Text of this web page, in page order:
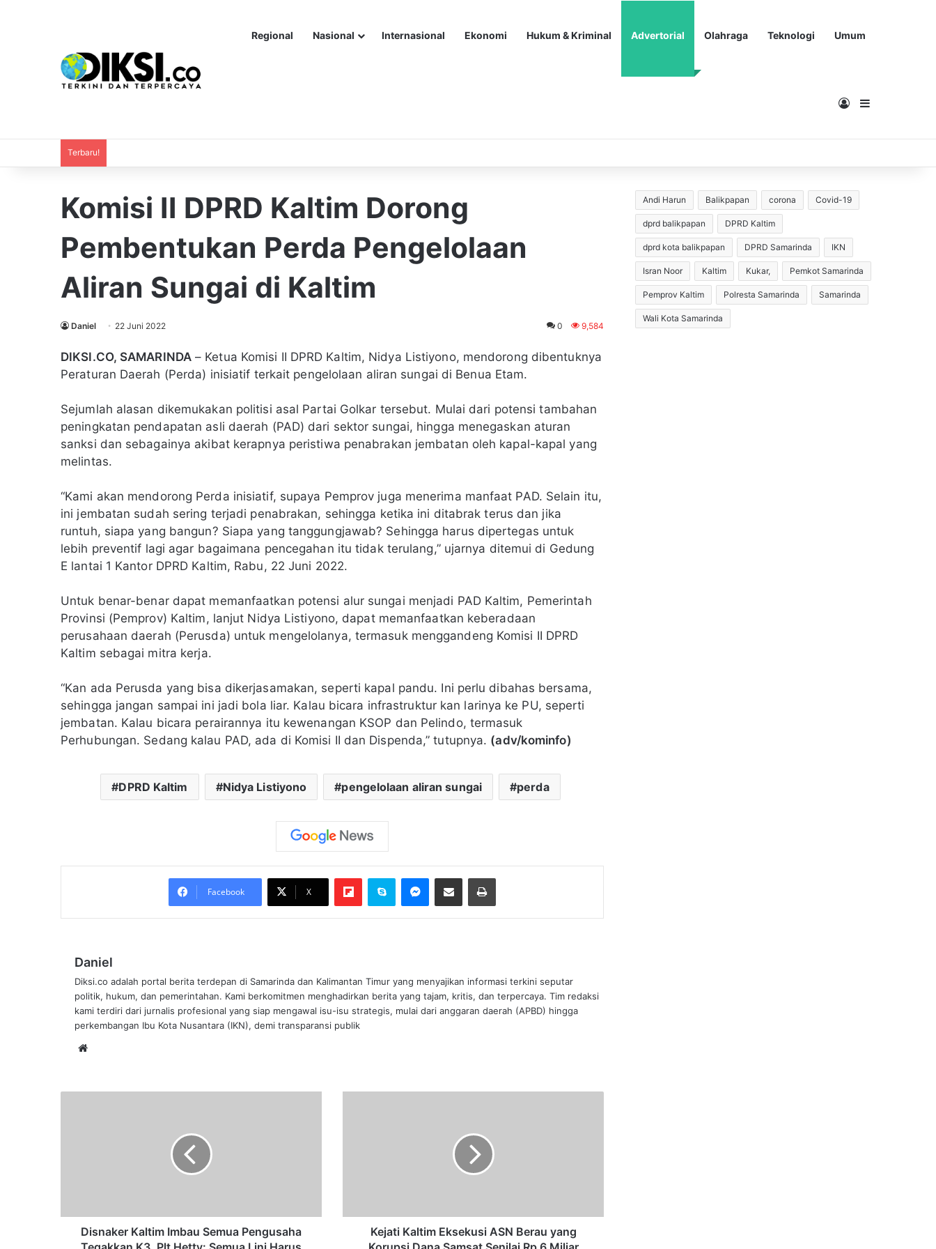
Regional Nasional Internasional Ekonomi Hukum & Kriminal Advertorial Olahraga Teknologi Umum
MasukSidebar
Terbaru!
Komisi II DPRD Kaltim Dorong
Pembentukan Perda Pengelolaan
Aliran Sungai di Kaltim
Daniel 22 Juni 2022 0 9,584
DIKSI.CO, SAMARINDA– Ketua Komisi II DPRD Kaltim, Nidya Listiyono, mendorong dibentuknya
Peraturan Daerah (Perda) inisiatif terkait pengelolaan aliran sungai di Benua Etam.
Sejumlah alasan dikemukakan politisi asal Partai Golkar tersebut. Mulai dari potensi tambahan
peningkatan pendapatan asli daerah (PAD) dari sektor sungai, hingga menegaskan aturan
sanksi dan sebagainya akibat kerapnya peristiwa penabrakan jembatan oleh kapal-kapal yang
melintas.
“Kami akan mendorong Perda inisiatif, supaya Pemprov juga menerima manfaat PAD. Selain itu,
ini jembatan sudah sering terjadi penabrakan, sehingga ketika ini ditabrak terus dan jika
runtuh, siapa yang bangun? Siapa yang tanggungjawab? Sehingga harus dipertegas untuk
lebih preventif lagi agar bagaimana pencegahan itu tidak terulang,” ujarnya ditemui di Gedung
E lantai 1 Kantor DPRD Kaltim, Rabu, 22 Juni 2022.
Untuk benar-benar dapat memanfaatkan potensi alur sungai menjadi PAD Kaltim, Pemerintah
Provinsi (Pemprov) Kaltim, lanjut Nidya Listiyono, dapat memanfaatkan keberadaan
perusahaan daerah (Perusda) untuk mengelolanya, termasuk menggandeng Komisi II DPRD
Kaltim sebagai mitra kerja.
“Kan ada Perusda yang bisa dikerjasamakan, seperti kapal pandu. Ini perlu dibahas bersama,
sehingga jangan sampai ini jadi bola liar. Kalau bicara infrastruktur kan larinya ke PU, seperti
jembatan. Kalau bicara perairannya itu kewenangan KSOP dan Pelindo, termasuk
Perhubungan. Sedang kalau PAD, ada di Komisi II dan Dispenda,” tutupnya. (adv/kominfo)
DPRD Kaltim Nidya Listiyono pengelolaan aliran sungai perda
Facebook X
FlipboardSkype Messenger
Bagikan melalui Email Cetak
Daniel
Diksi.co adalah portal berita terdepan di Samarinda dan Kalimantan Timur yang menyajikan informasi terkini seputar
politik, hukum, dan pemerintahan. Kami berkomitmen menghadirkan berita yang tajam, kritis, dan terpercaya. Tim redaksi
kami terdiri dari jurnalis profesional yang siap mengawal isu-isu strategis, mulai dari anggaran daerah (APBD) hingga
perkembangan Ibu Kota Nusantara (IKN), demi transparansi publik
Hetty:
SemuaDisnaker Kaltim Imbau Semua Pengusaha
Samsat
Kejati Kaltim Eksekusi ASN Berau yang
Andi Harun Balikpapan corona Covid-19
dprd balikpapan DPRD Kaltim
dprd kota balikpapan DPRD Samarinda IKN
Isran Noor Kaltim Kukar, Pemkot Samarinda
Pemprov Kaltim Polresta Samarinda Samarinda
Wali Kota Samarinda